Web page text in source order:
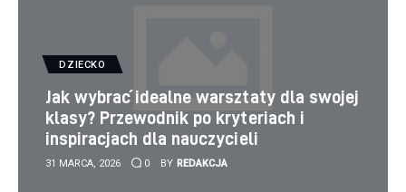
DZIECKO
Jak wybrać idealne warsztaty dla swojej
klasy? Przewodnik po kryteriach i
inspiracjach dla nauczycieli
31 MARCA, 2026 0 BY REDAKCJA